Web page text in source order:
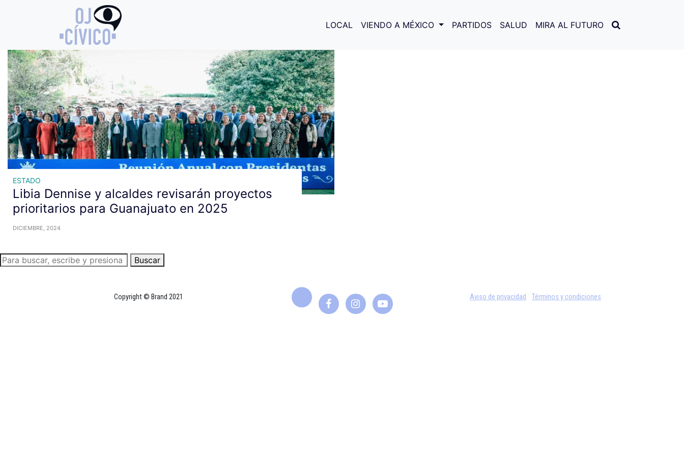
LOCAL VIENDO A MÉXICO PARTIDOS SALUD MIRA AL FUTURO
Archivo de etiquetas: Expo Navideña Celaya
ESTADO
Libia Dennise y alcaldes revisarán proyectos
prioritarios para Guanajuato en 2025
DICIEMBRE, 2024
Buscar
Copyright © Brand 2021 Aviso de privacidad Términos y condiciones